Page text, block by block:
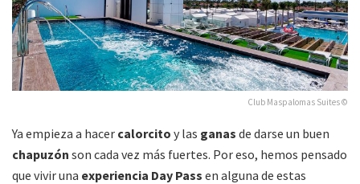
Club Maspalomas Suites ©
Ya empieza a hacer calorcito y las ganas de darse un buen
chapuzón son cada vez más fuertes. Por eso, hemos pensado
que vivir una experiencia Day Pass en alguna de estas